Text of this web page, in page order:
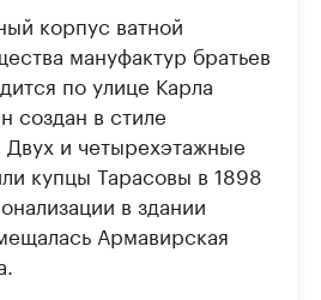
корпус ватной
мануфактур братьев
по улице Карла
создан в стиле
Двух и четырехэтажные
купцы Тарасовы в 1898
в здании
Армавирская